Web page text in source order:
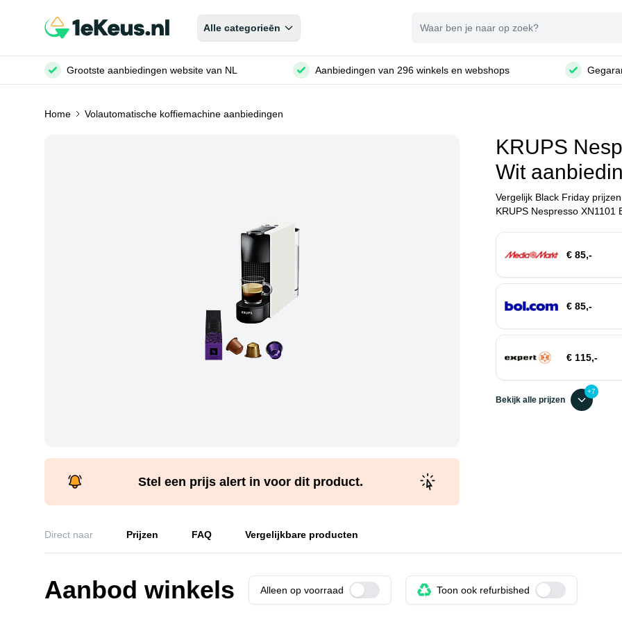
Alle categorieēn
Grootste aanbiedingen website van NL Aanbiedingen van 296 winkels en webshops
Home Volautomatische koffiemachine aanbiedingen
Stel een prijs alert in voor dit product.
KRUPS
Wit
Vergelijk Black Friday
KRUPS Nespresso XN1101
€ 85,-
€ 85,-
€ 115,-
Bekijk alle prijzen
+7
Direct naar Prijzen FAQ Vergelijkbare producten
Aanbod winkels Alleen op voorraad Use setting Toon ook refurbished Use setting